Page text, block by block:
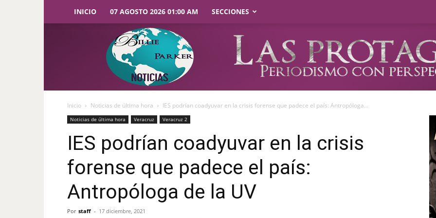
INICIO 07 AGOSTO 2026 01:00 AM SECCIONES
Parker
Noticias
Inicio Noticias de última hora IES podrían coadyuvar en la crisis forense que padece el país: Antropóloga...
Noticias de última hora Veracruz Veracruz 2
IES podrían coadyuvar en la crisis
forense que padece el país:
Antropóloga de la UV
Por staff - 17 diciembre, 2021